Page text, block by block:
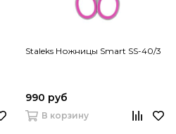
Staleks Ножницы Smart SS-40/3
990 руб
В корзину